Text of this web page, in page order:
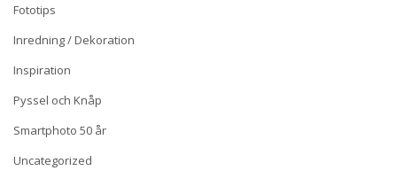
Fototips
Inredning / Dekoration
Inspiration
Pyssel och Knåp
Smartphoto 50 år
Uncategorized